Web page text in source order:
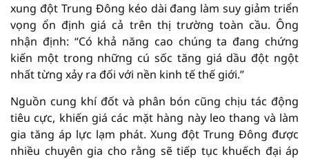
xung đột Trung Đông kéo dài đang làm suy giảm triển
vọng ổn định giá cả trên thị trường toàn cầu. Ông
nhận định: “Có khả năng cao chúng ta đang chứng
kiến một trong những cú sốc tăng giá dầu đột ngột
nhất từng xảy ra đối với nền kinh tế thế giới.”
Nguồn cung khí đốt và phân bón cũng chịu tác động
tiêu cực, khiến giá các mặt hàng này leo thang và làm
gia tăng áp lực lạm phát. Xung đột Trung Đông được
nhiều chuyên gia cho rằng sẽ tiếp tục khuếch đại áp